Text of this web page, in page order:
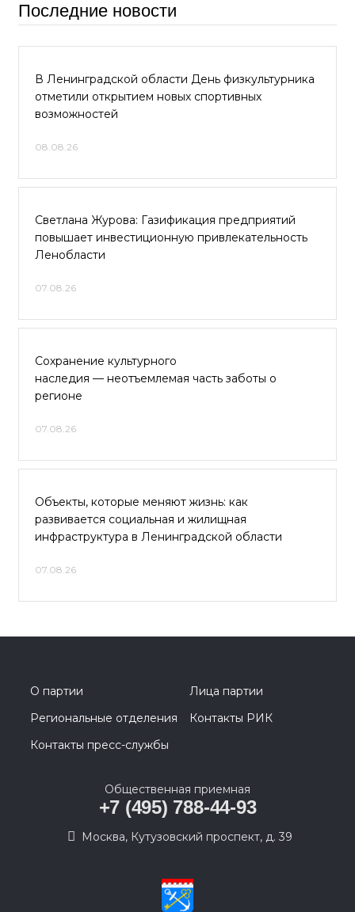
Последние новости
В Ленинградской области День физкультурника
отметили открытием новых спортивных
возможностей
08.08.26
Светлана Журова: Газификация предприятий
повышает инвестиционную привлекательность
Ленобласти
07.08.26
Сохранение культурного
наследия — неотъемлемая часть заботы о
регионе
07.08.26
Объекты, которые меняют жизнь: как
развивается социальная и жилищная
инфраструктура в Ленинградской области
07.08.26
О партии
Лица партии
Региональные отделения
Контакты РИК
Контакты пресс-службы
Общественная приемная
+7 (495) 788-44-93
Москва, Кутузовский проспект, д. 39